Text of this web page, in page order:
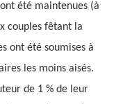
été maintenues (à
couples fêtant la
ont été soumises à
les moins aisés.
de 1 % de leur